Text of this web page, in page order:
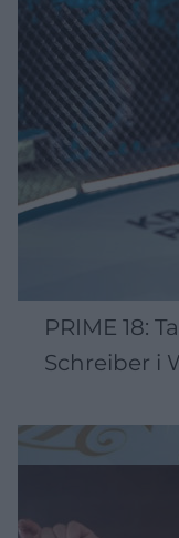
PRIME 18:
Schreiber i